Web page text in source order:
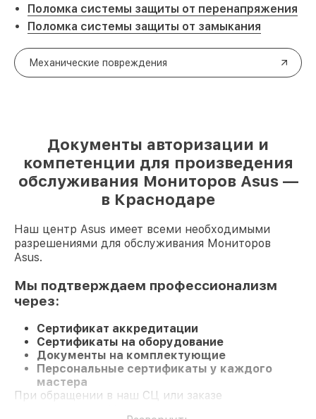
Поломка системы защиты от перенапряжения
Поломка системы защиты от замыкания
Механические повреждения
Документы авторизации и
компетенции для произведения
обслуживания Мониторов Asus —
в Краснодаре
Наш центр Asus имеет всеми необходимыми
разрешениями для обслуживания Мониторов
Asus.
Мы подтверждаем профессионализм
через:
Сертификат аккредитации
Сертификаты на оборудование
Документы на комплектующие
Персональные сертификаты у каждого
мастера
При обращении в наш СЦ или заказе